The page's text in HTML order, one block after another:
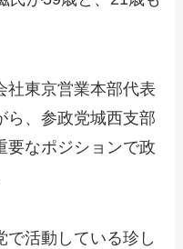
社東京営業本部代表
ら、参政党城西支部
要なポジションで政
で活動している珍し